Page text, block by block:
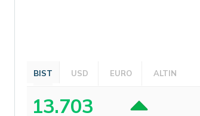
BIST USD EURO ALTIN
13.703